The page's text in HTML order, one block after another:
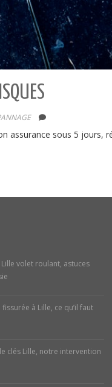
assurance sous 5 jours,
volet roulant, astuces
à Lille, ce qu’il faut
clés Lille, notre intervention